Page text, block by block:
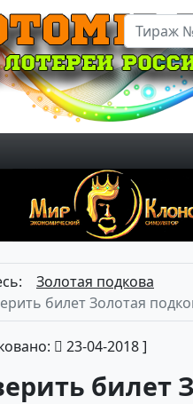
Золотая подкова
билет Золотая
23-04-2018 ]
билет